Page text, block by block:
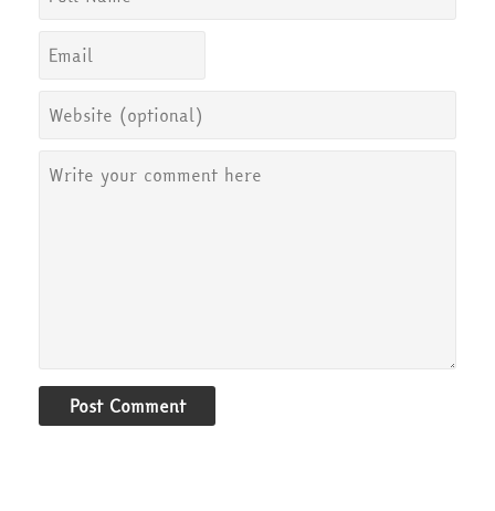
Post Comment